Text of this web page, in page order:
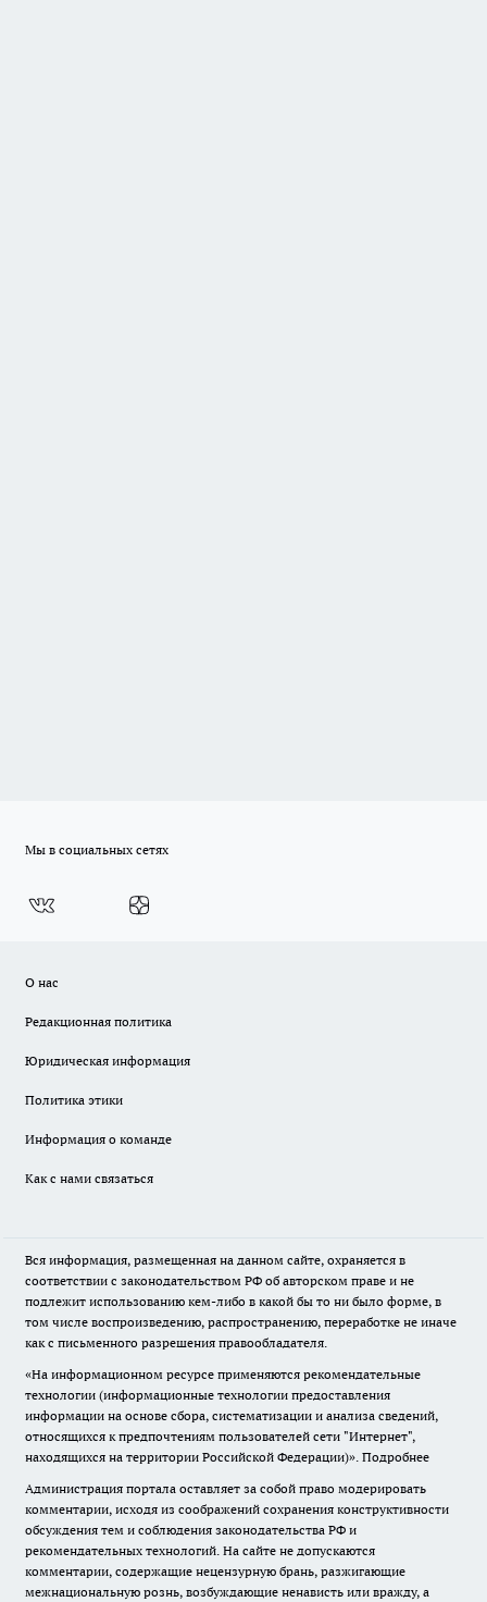
Мы в социальных сетях
О нас
Редакционная политика
Юридическая информация
Политика этики
Информация о команде
Как с нами связаться
Вся информация, размещенная на данном сайте, охраняется в
соответствии с законодательством РФ об авторском праве и не
подлежит использованию кем-либо в какой бы то ни было форме, в
том числе воспроизведению, распространению, переработке не иначе
как с письменного разрешения правообладателя.
«На информационном ресурсе применяются рекомендательные
технологии (информационные технологии предоставления
информации на основе сбора, систематизации и анализа сведений,
относящихся к предпочтениям пользователей сети "Интернет",
находящихся на территории Российской Федерации)». Подробнее
Администрация портала оставляет за собой право модерировать
комментарии, исходя из соображений сохранения конструктивности
обсуждения тем и соблюдения законодательства РФ и
рекомендательных технологий. На сайте не допускаются
комментарии, содержащие нецензурную брань, разжигающие
межнациональную рознь, возбуждающие ненависть или вражду, а